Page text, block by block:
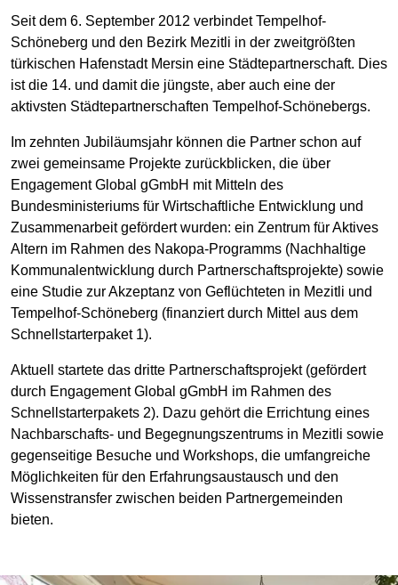
Seit dem 6. September 2012 verbindet Tempelhof-
Schöneberg und den Bezirk Mezitli in der zweitgrößten
türkischen Hafenstadt Mersin eine Städtepartnerschaft. Dies
ist die 14. und damit die jüngste, aber auch eine der
aktivsten Städtepartnerschaften Tempelhof-Schönebergs.
Im zehnten Jubiläumsjahr können die Partner schon auf
zwei gemeinsame Projekte zurückblicken, die über
Engagement Global gGmbH mit Mitteln des
Bundesministeriums für Wirtschaftliche Entwicklung und
Zusammenarbeit gefördert wurden: ein Zentrum für Aktives
Altern im Rahmen des Nakopa-Programms (Nachhaltige
Kommunalentwicklung durch Partnerschaftsprojekte) sowie
eine Studie zur Akzeptanz von Geflüchteten in Mezitli und
Tempelhof-Schöneberg (finanziert durch Mittel aus dem
Schnellstarterpaket 1).
Aktuell startete das dritte Partnerschaftsprojekt (gefördert
durch Engagement Global gGmbH im Rahmen des
Schnellstarterpakets 2). Dazu gehört die Errichtung eines
Nachbarschafts- und Begegnungszentrums in Mezitli sowie
gegenseitige Besuche und Workshops, die umfangreiche
Möglichkeiten für den Erfahrungsaustausch und den
Wissenstransfer zwischen beiden Partnergemeinden
bieten.